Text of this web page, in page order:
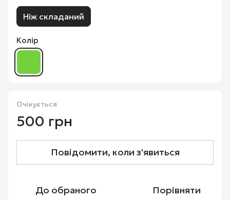
Ніж складаний
Колір
Очікується
500 грн
Повідомити, коли з'явиться
До обраного Порівняти